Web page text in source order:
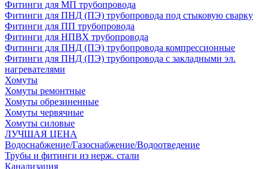
Фитинги для МП трубопровода
Фитинги для ПНД (ПЭ) трубопровода под стыковую сварку
Фитинги для ПП трубопровода
Фитинги для НПВХ трубопровода
Фитинги для ПНД (ПЭ) трубопровода компрессионные
Фитинги для ПНД (ПЭ) трубопровода с закладными эл.
нагревателями
Хомуты
Хомуты ремонтные
Хомуты обрезиненные
Хомуты червячные
Хомуты силовые
ЛУЧШАЯ ЦЕНА
Водоснабжение/Газоснабжение/Водоотведение
Трубы и фитинги из нерж. стали
Канализация